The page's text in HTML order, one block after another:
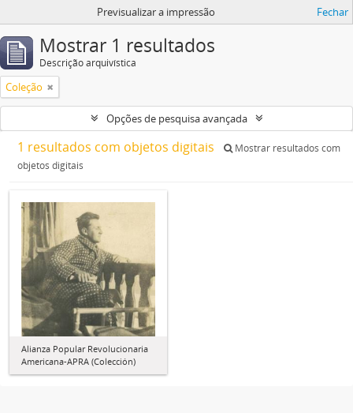
Previsualizar a impressão Fechar
Mostrar 1 resultados
Descrição arquivística
Coleção
Opções de pesquisa avançada
1 resultados com objetos digitais
Mostrar resultados com
objetos digitais
Alianza Popular Revolucionaria
Americana-APRA (Colección)